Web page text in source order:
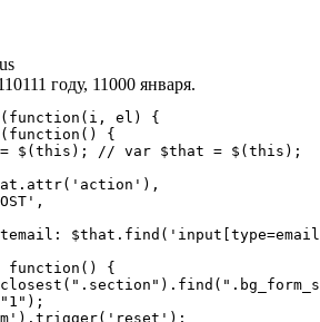
году, 11000 января.
el) {
{
$(this); // var $that = $(this);
function() {